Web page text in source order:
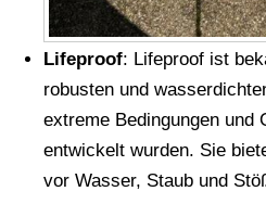
Lifeproof: Lifeproof ist
robusten und
extreme Bedingungen und
entwickelt wurden. Sie
vor Wasser, Staub und